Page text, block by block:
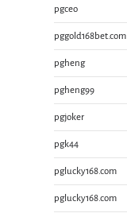
pgceo
pggold168bet.com
pgheng
pgheng99
pgjoker
pgk44
pglucky168.com
pglucky168.com